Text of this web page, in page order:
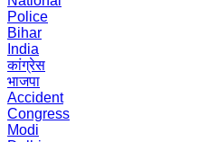
Police
Bihar
India
कांग्रेस
भाजपा
Accident
Congress
Modi